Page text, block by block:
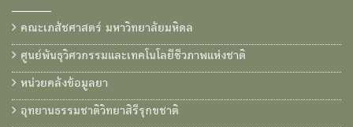
คณะเภสัชศาสตร์ มหาวิทยาลัยมหิดล
ศูนย์พันธุวิศวกรรมและเทคโนโลยีชีวภาพแห่งชาติ
หน่วยคลังข้อมูลยา
อุทยานธรรมชาติวิทยาสิรีรุกขชาติ